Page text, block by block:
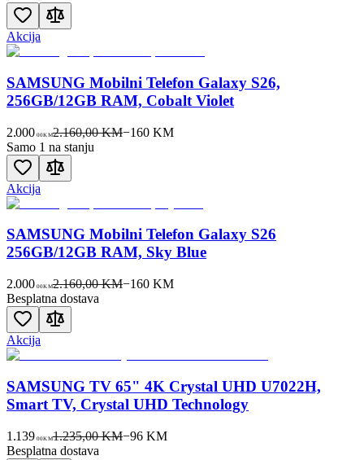
Akcija
SAMSUNG Mobilni Telefon Galaxy S26,
256GB/12GB RAM, Cobalt Violet
2.000 00KM2.160,00 KM−160KM
Samo 1 na stanju
Akcija
SAMSUNG Mobilni Telefon Galaxy S26
256GB/12GB RAM, Sky Blue
2.000 00KM2.160,00 KM−160KM
Besplatna dostava
Akcija
SAMSUNG TV 65" 4K Crystal UHD U7022H,
Smart TV, Crystal UHD Technology
1.139 00KM1.235,00 KM−96KM
Besplatna dostava